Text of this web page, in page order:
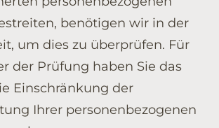
benötigen wir in der
um dies zu überprüfen. Für
der Prüfung haben Sie das
Einschränkung der
Ihrer personenbezogenen